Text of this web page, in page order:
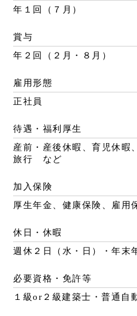
年１回（７月）
賞与
年２回（２月・８月）
雇用形態
正社員
待遇・福利厚生
産前・産後休暇、育児休暇
旅行 など
加入保険
厚生年金、健康保険、雇用
休日・休暇
週休２日（水・日）・年末
必要資格・免許等
１級or２級建築士・普通自